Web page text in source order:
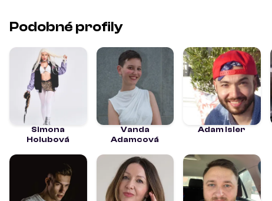
Podobné profily
Simona
Holubová
Vanda
Adamcová
Adam Isler